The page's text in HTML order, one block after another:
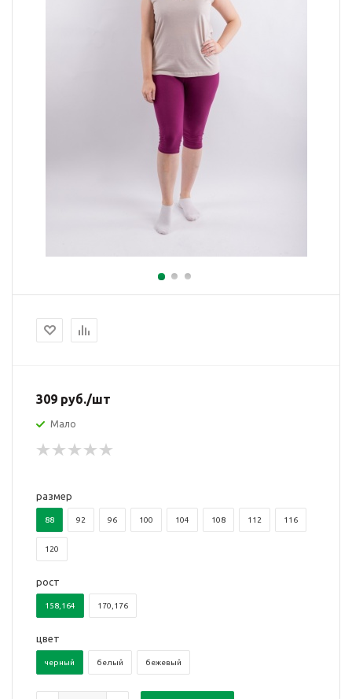
309 руб./шт
Мало
размер
88 92 96 100 104 108 112 116
120
рост
158,164 170,176
цвет
черный белый бежевый